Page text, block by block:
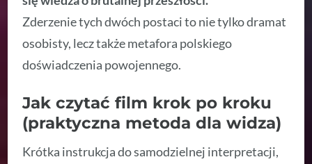
Zderzenie tych dwóch postaci to nie tylko dramat
osobisty, lecz także metafora polskiego
doświadczenia powojennego.
Jak czytać film krok po kroku
(praktyczna metoda dla widza)
Krótka instrukcja do samodzielnej interpretacji,